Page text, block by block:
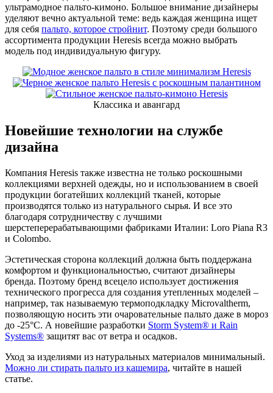
ультрамодное пальто-кимоно. Большое внимание дизайнеры
уделяют вечно актуальной теме: ведь каждая женщина ищет
для себя пальто, которое стройнит. Поэтому среди большого
ассортимента продукции Heresis всегда можно выбрать
модель под индивидуальную фигуру.
Классика и авангард
Новейшие технологии на службе
дизайна
Компания Heresis также известна не только роскошными
коллекциями верхней одежды, но и использованием в своей
продукции богатейших коллекций тканей, которые
производятся только из натурального сырья. И все это
благодаря сотрудничеству с лучшими
шерстеперерабатывающими фабриками Италии: Loro Piana R3
и Colombo.
Эстетическая сторона коллекций должна быть поддержана
комфортом и функциональностью, считают дизайнеры
бренда. Поэтому бренд всецело использует достижения
технического прогресса для создания утепленных моделей –
например, так называемую термоподкладку Microvaltherm,
позволяющую носить эти очаровательные пальто даже в мороз
до -25°С. А новейшие разработки Storm System® и Rain
Systems® защитят вас от ветра и осадков.
Уход за изделиями из натуральных материалов минимальный.
Можно ли стирать пальто из кашемира, читайте в нашей
статье.